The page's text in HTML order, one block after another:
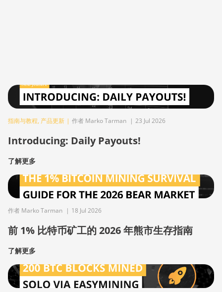
指南与教程, 产品更新 | 作者 Marko Tarman | 23 Jul 2026
Introducing: Daily Payouts!
了解更多
作者 Marko Tarman | 18 Jul 2026
前 1% 比特币矿工的 2026 年熊市生存指南
了解更多